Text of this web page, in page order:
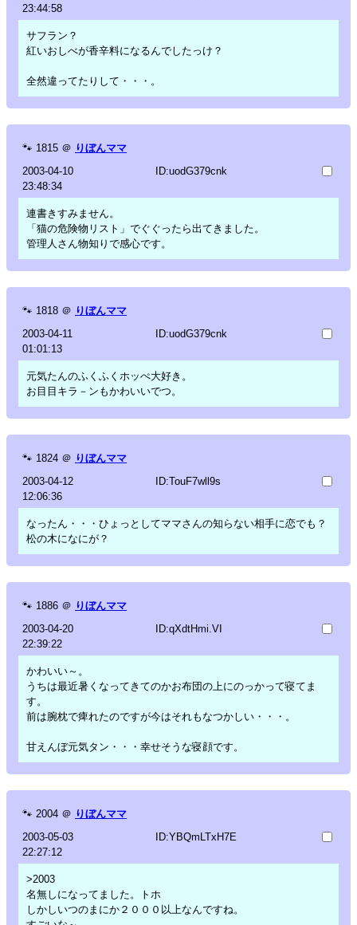
23:44:58
サフラン？
紅いおしべが香辛料になるんでしたっけ？
全然違ってたりして・・・。
🐾 1815 ＠ りぼんママ
2003-04-10
23:48:34
ID:uodG379cnk
連書きすみません。
「猫の危険物リスト」でぐぐったら出てきました。
管理人さん物知りで感心です。
🐾 1818 ＠ りぼんママ
2003-04-11
01:01:13
ID:uodG379cnk
元気たんのふくふくホッぺ大好き。
お目目キラ－ンもかわいいでつ。
🐾 1824 ＠ りぼんママ
2003-04-12
12:06:36
ID:TouF7wll9s
なったん・・・ひょっとしてママさんの知らない相手に恋でも？
松の木になにが？
🐾 1886 ＠ りぼんママ
2003-04-20
22:39:22
ID:qXdtHmi.VI
かわいい～。
うちは最近暑くなってきてのかお布団の上にのっかって寝てま
す。
前は腕枕で痺れたのですが今はそれもなつかしい・・・。
甘えんぼ元気タン・・・幸せそうな寝顔です。
🐾 2004 ＠ りぼんママ
2003-05-03
22:27:12
ID:YBQmLTxH7E
>2003
名無しになってました。トホ
しかしいつのまにか２０００以上なんですね。